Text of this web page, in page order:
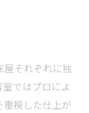
それぞれに独
ではプロによ
視した仕上が